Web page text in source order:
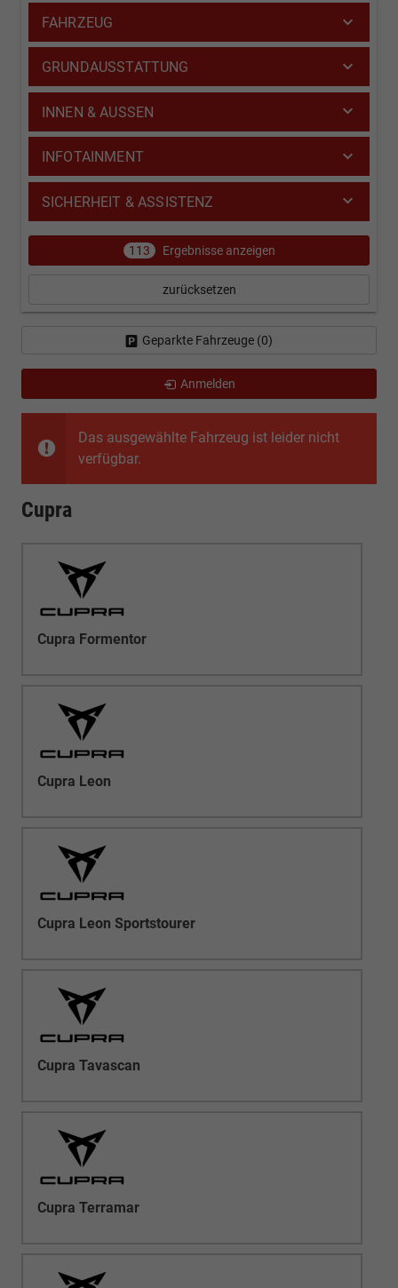
Das ausgewählte Fahrzeug ist leider nicht
verfügbar.
Cupra
Cupra Formentor
Cupra Leon
Cupra Leon Sportstourer
Cupra Tavascan
Cupra Terramar
FAHRZEUG
GRUNDAUSSTATTUNG
INNEN & AUSSEN
INFOTAINMENT
SICHERHEIT & ASSISTENZ
113 Ergebnisse anzeigen
zurücksetzen
Geparkte Fahrzeuge (0)
Anmelden